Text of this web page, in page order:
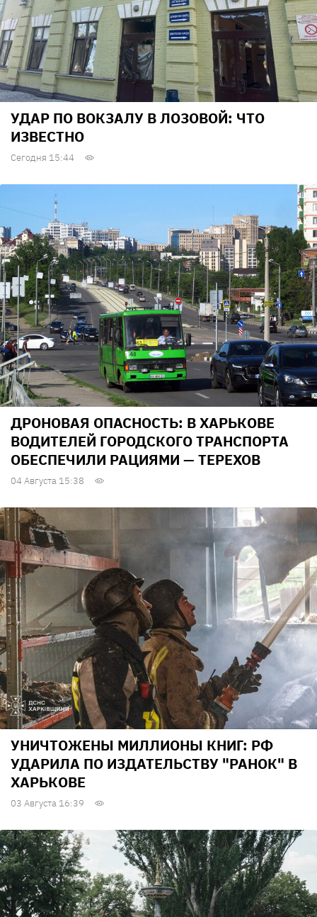
УДАР ПО ВОКЗАЛУ В ЛОЗОВОЙ: ЧТО
ИЗВЕСТНО
Сегодня 15:44
ДРОНОВАЯ ОПАСНОСТЬ: В ХАРЬКОВЕ
ВОДИТЕЛЕЙ ГОРОДСКОГО ТРАНСПОРТА
ОБЕСПЕЧИЛИ РАЦИЯМИ — ТЕРЕХОВ
04 Августа 15:38
УНИЧТОЖЕНЫ МИЛЛИОНЫ КНИГ: РФ
УДАРИЛА ПО ИЗДАТЕЛЬСТВУ "РАНОК" В
ХАРЬКОВЕ
03 Августа 16:39